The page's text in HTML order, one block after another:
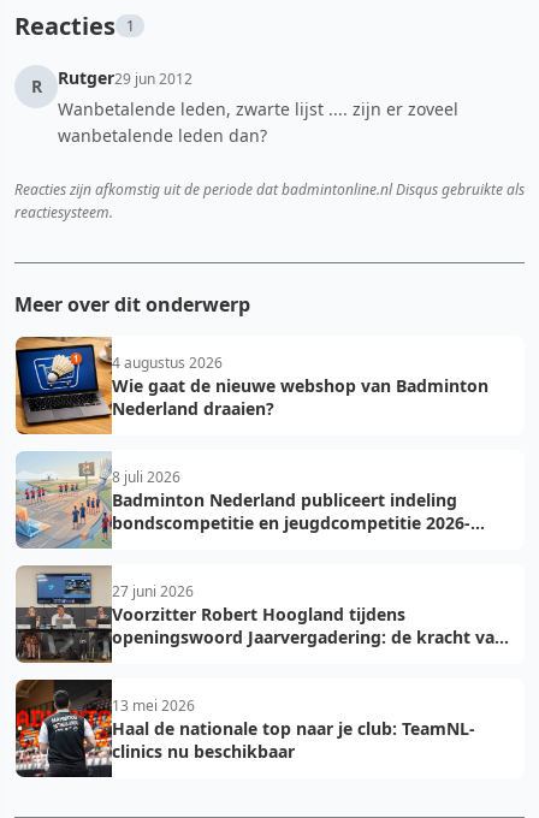
Reacties 1
R Rutger29 jun 2012
Wanbetalende leden, zwarte lijst .... zijn er zoveel
wanbetalende leden dan?
Reacties zijn afkomstig uit de periode dat badmintonline.nl Disqus gebruikte als
reactiesysteem.
Meer over dit onderwerp
4 augustus 2026
Wie gaat de nieuwe webshop van Badminton
Nederland draaien?
8 juli 2026
Badminton Nederland publiceert indeling
bondscompetitie en jeugdcompetitie 2026-
27 juni 2026
Voorzitter Robert Hoogland tijdens
openingswoord Jaarvergadering: de kracht van
13 mei 2026
Haal de nationale top naar je club: TeamNL-
clinics nu beschikbaar